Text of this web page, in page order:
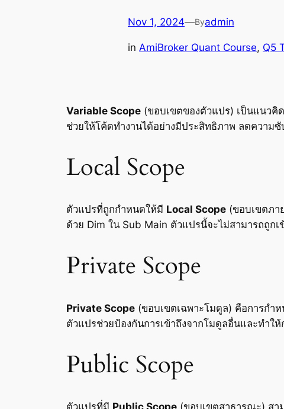
Nov 1, 2024—Byadmin
in AmiBroker Quant Course, Q5
Variable Scope (ขอบเขตของตัวแปร) เป็นแนวคิ
ช่วยให้โค้ดทำงานได้อย่างมีประสิทธิภาพ ลดความ
Local Scope
ตัวแปรที่ถูกกำหนดให้มี Local Scope (ขอบเขตภา
ด้วย Dim ใน Sub Main ตัวแปรนี้จะไม่สามารถถูก
Private Scope
Private Scope (ขอบเขตเฉพาะโมดูล) คือการกำ
ตัวแปรช่วยป้องกันการเข้าถึงจากโมดูลอื่นและทำใ
Public Scope
ตัวแปรที่มี Public Scope (ขอบเขตสาธารณะ) สา